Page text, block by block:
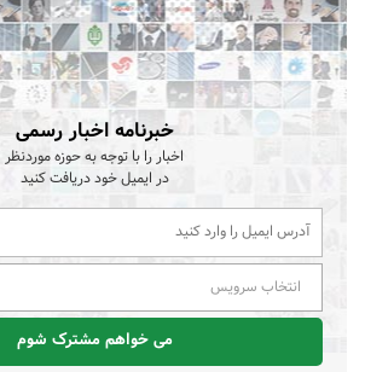
خبرنامه اخبار رسمی
اخبار را با توجه به حوزه موردنظر
در ایمیل خود دریافت کنید
انتخاب سرویس
می خواهم مشترک شوم